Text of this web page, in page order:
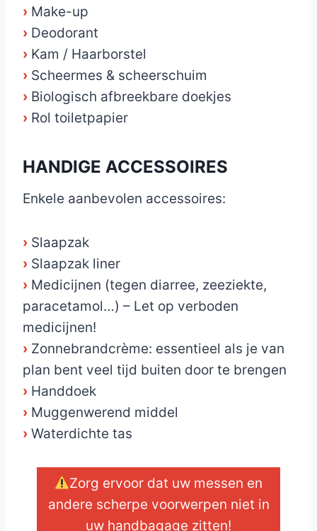
› Make-up
› Deodorant
› Kam / Haarborstel
› Scheermes & scheerschuim
› Biologisch afbreekbare doekjes
› Rol toiletpapier
HANDIGE ACCESSOIRES
Enkele aanbevolen accessoires:
› Slaapzak
› Slaapzak liner
› Medicijnen (tegen diarree, zeeziekte,
paracetamol…) – Let op verboden
medicijnen!
› Zonnebrandcrème: essentieel als je van
plan bent veel tijd buiten door te brengen
› Handdoek
› Muggenwerend middel
› Waterdichte tas
Zorg ervoor dat uw messen en
andere scherpe voorwerpen niet in
uw handbagage zitten!